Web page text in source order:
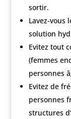
sortir.
Lavez-vous
solution
Evitez tout
(femmes
personnes
Evitez de
personnes
structures